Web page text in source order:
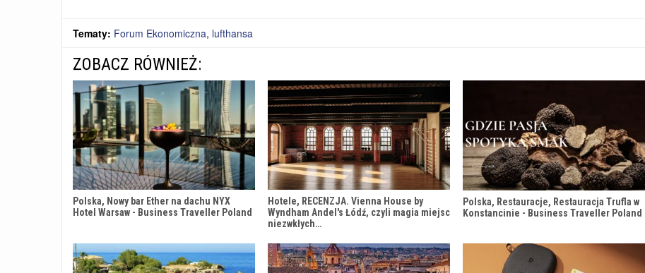
Tematy: Forum Ekonomiczna, lufthansa
ZOBACZ RÓWNIEŻ:
Polska, Nowy bar Ether na dachu NYX
Hotel Warsaw - Business Traveller Poland
Hotele, RECENZJA. Vienna House by
Wyndham Andel's Łódź, czyli magia miejsc
niezwkłych…
Polska, Restauracje, Restauracja Trufla w
Konstancinie - Business Traveller Poland